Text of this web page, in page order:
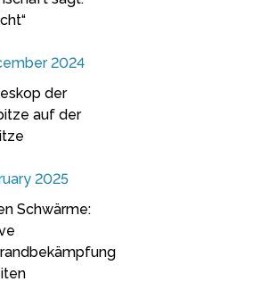
2024
der
auf der
2025
Schwärme: